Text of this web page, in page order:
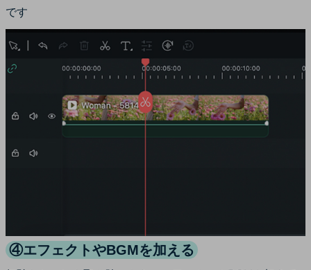
です
④エフェクトやBGMを加える